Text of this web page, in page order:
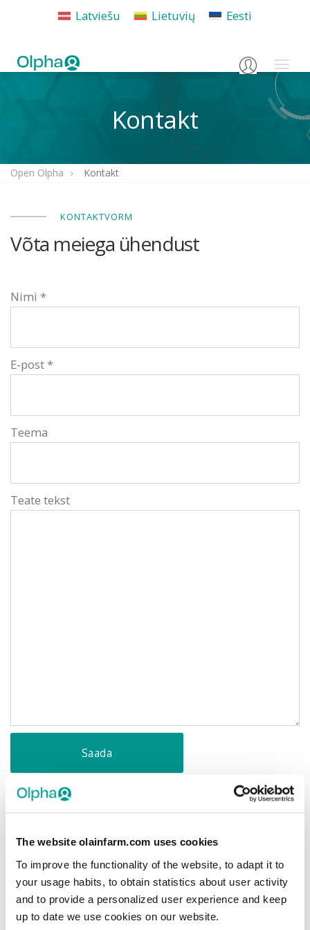
The website olainfarm.com uses cookies
To improve the functionality of the website, to adapt it to
your usage habits, to obtain statistics about user activity
and to provide a personalized user experience and keep
up to date we use cookies on our website.
Latviešu Lietuvių Eesti
Login
Kontakt
Open Olpha Kontakt
KONTAKTVORM
Võta meiega ühendust
Nimi *
E-post *
Teema
Teate tekst
Loe meile kõige sagedamini
esitatud küsimusi
Kuidas süsteemi sisse logida?